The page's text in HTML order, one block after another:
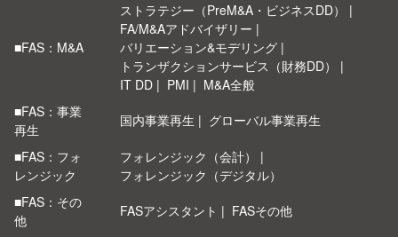
■FAS：M&A
ストラテジー（PreM&A・ビジネスDD）
FA/M&Aアドバイザリー
バリエーション&モデリング
トランザクションサービス（財務DD）
IT DD
PMI
M&A全般
■FAS：事業
再生
国内事業再生 グローバル事業再生
■FAS：フォ
レンジック
フォレンジック（会計）
フォレンジック（デジタル）
■FAS：その
他
FASアシスタント FASその他